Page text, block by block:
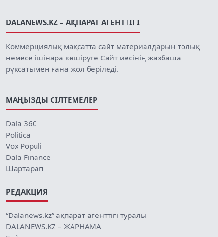
DALANEWS.KZ – АҚПАРАТ АГЕНТТІГІ
Коммерциялық мақсатта сайт материалдарын толық
немесе ішінара көшіруге Сайт иесінің жазбаша
рұқсатымен ғана жол беріледі.
МАҢЫЗДЫ СІЛТЕМЕЛЕР
Dala 360
Politica
Vox Populi
Dala Finance
Шартарап
РЕДАКЦИЯ
“Dalanews.kz” ақпарат агенттігі туралы
DALANEWS.KZ – ЖАРНАМА